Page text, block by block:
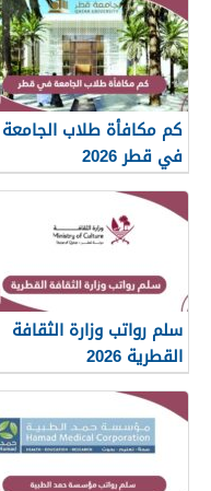
كم مكافأة طلاب الجامعة
في قطر 2026
سلم رواتب وزارة الثقافة
القطرية 2026